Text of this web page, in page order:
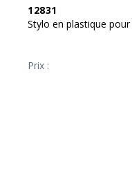
12831
Prix :